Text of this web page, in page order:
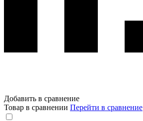
Добавить в сравнение
Товар в сравнении Перейти в сравнение